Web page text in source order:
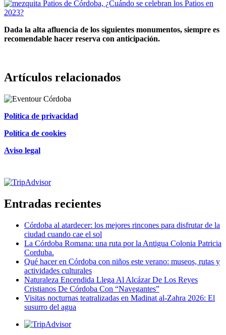
Dada la alta afluencia de los siguientes monumentos, siempre es
recomendable hacer reserva con anticipación.
Artículos relacionados
Política de privacidad
Política de cookies
Aviso legal
Entradas recientes
Córdoba al atardecer: los mejores rincones para disfrutar de la
ciudad cuando cae el sol
La Córdoba Romana: una ruta por la Antigua Colonia Patricia
Corduba.
Qué hacer en Córdoba con niños este verano: museos, rutas y
actividades culturales
Naturaleza Encendida Llega Al Alcázar De Los Reyes
Cristianos De Córdoba Con “Navegantes”
Visitas nocturnas teatralizadas en Madinat al-Zahra 2026: El
susurro del agua